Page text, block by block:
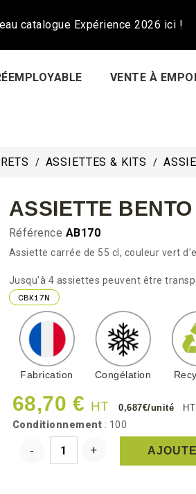
catalogue Expérience 2026 ici !
VENTE À
ASSIETTES & KITS
ASSIETTE
Référence AB170
Assiette carrée de 55 cl, couleur vert
Jusqu'à 4 assiettes peuvent être
CBK17N
Fabrication Congélation
68,70 € HT 0,687€/unité HT
Conditionnement : 100